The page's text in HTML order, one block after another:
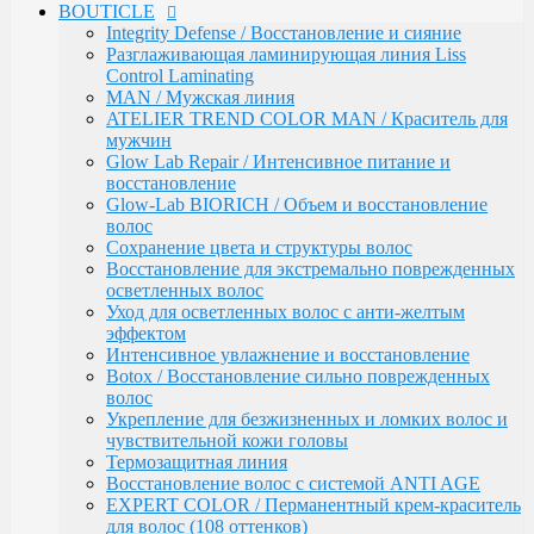
Обесцвечивание
Специальный уход
KEBREN
Окрашивание и уход
COLORTEC / Красители
COLORTEC PERMANENT /
COLORTEC DEMI-PERMANENT /
Полуперманентная крем-краска
COLORTEC SUPER-LIGHTENING /
крем-краска
COLORTEC / Крем-окислитель
BLOND FOUNDATION / Обесцвечивающий
порошок
EXPERT LINE / Уход
RE:SHAPE / Стайлинг
INCREDIBLE VOLUME / Для объема волос
TOTAL REPAIR / Для восстановления волос
HYDRA THERAPY / Для увлажнения волос
SAVE COLOR / Для окрашенных волос
CONCEPT
CURL MAKER / Химическая завивка
PROFY TOUCH / Защитные средства для кожи и
волос
BOUTICLE
Integrity Defense / Восстановление и сияние
Разглаживающая ламинирующая линия Liss
Control Laminating
MAN / Мужская линия
ATELIER TREND COLOR MAN / Краситель для
мужчин
Glow Lab Repair / Интенсивное питание и
восстановление
Glow-Lab BIORICH / Объем и восстановление
волос
Сохранение цвета и структуры волос
Восстановление для экстремально поврежденных
осветленных волос
Уход для осветленных волос с анти-желтым
эффектом
Интенсивное увлажнение и восстановление
Botox / Восстановление сильно поврежденных
волос
Укрепление для безжизненных и ломких волос и
чувствительной кожи головы
Термозащитная линия
Воcстановление волос с системой ANTI AGE
EXPERT COLOR / Перманентный крем-краситель
для волос (108 оттенков)